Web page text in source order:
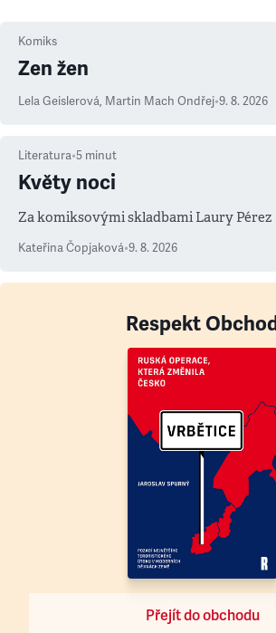
Komiks
Zen žen
Lela Geislerová, Martin Mach Ondřej•9. 8. 2026
Literatura•5 minut
Květy noci
Za komiksovými skladbami Laury Pérez
Kateřina Čopjaková•9. 8. 2026
Respekt Obchod
Přejít do obchodu